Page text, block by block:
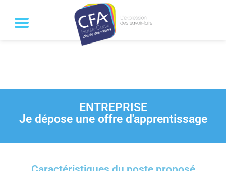
ENTREPRISE
Je dépose une offre d'apprentissage